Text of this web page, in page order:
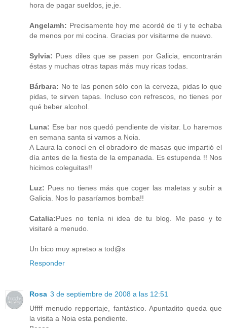
hora de pagar sueldos, je,je.
Angelamh: Precisamente hoy me acordé de tí y te echaba
de menos por mi cocina. Gracias por visitarme de nuevo.
Sylvia: Pues diles que se pasen por Galicia, encontrarán
éstas y muchas otras tapas más muy ricas todas.
Bárbara: No te las ponen sólo con la cerveza, pidas lo que
pidas, te sirven tapas. Incluso con refrescos, no tienes por
qué beber alcohol.
Luna: Ese bar nos quedó pendiente de visitar. Lo haremos
en semana santa si vamos a Noia.
A Laura la conocí en el obradoiro de masas que impartió el
día antes de la fiesta de la empanada. Es estupenda !! Nos
hicimos coleguitas!!
Luz: Pues no tienes más que coger las maletas y subir a
Galicia. Nos lo pasaríamos bomba!!
Catalia:Pues no tenía ni idea de tu blog. Me paso y te
visitaré a menudo.
Un bico muy apretao a tod@s
Responder
Rosa 3 de septiembre de 2008 a las 12:51
Uffff menudo repportaje, fantástico. Apuntadito queda que
la visita a Noia esta pendiente.